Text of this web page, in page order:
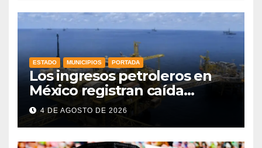
ESTADO MUNICIPIOS PORTADA
Los ingresos petroleros en
México registran caída
drástica en una década
4 DE AGOSTO DE 2026